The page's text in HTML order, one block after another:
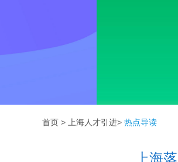
首页 > 上海人才引进> 热点导读
上海